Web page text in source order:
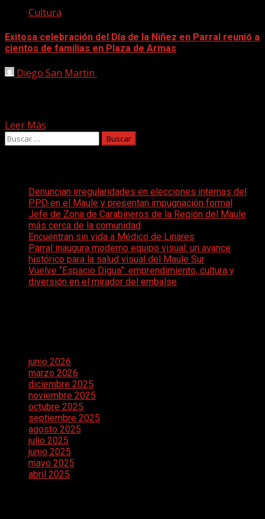
Cultura
Exitosa celebración del Día de la Niñez en Parral reunió a
cientos de familias en Plaza de Armas
Diego San Martin
Leer Más
Buscar:
Denuncian irregularidades en elecciones internas del
PPD en el Maule y presentan impugnación formal
Jefe de Zona de Carabineros de la Región del Maule
más cerca de la comunidad
Encuentran sin vida a Médico de Linares
Parral inaugura moderno equipo visual: un avance
histórico para la salud visual del Maule Sur
Vuelve “Espacio Digua”: emprendimiento, cultura y
diversión en el mirador del embalse
junio 2026
marzo 2026
diciembre 2025
noviembre 2025
octubre 2025
septiembre 2025
agosto 2025
julio 2025
junio 2025
mayo 2025
abril 2025